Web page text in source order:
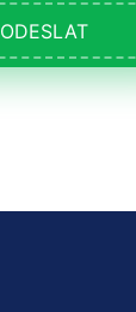
ODESLAT